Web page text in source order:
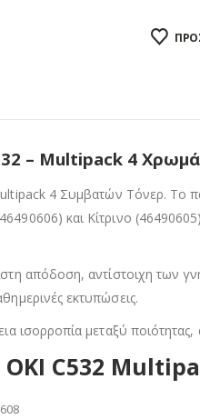
– Multipack 4
4 Συμβατών Τόνερ. Το
και Κίτρινο
απόδοση, αντίστοιχη των
εκτυπώσεις.
ισορροπία μεταξύ
C532